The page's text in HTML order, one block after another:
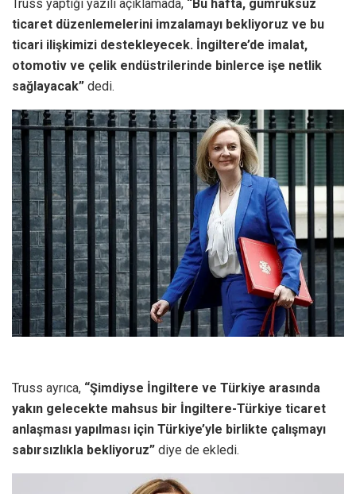
Truss yaptığı yazılı açıklamada, “Bu hafta, gümrüksüz
ticaret düzenlemelerini imzalamayı bekliyoruz ve bu
ticari ilişkimizi destekleyecek. İngiltere’de imalat,
otomotiv ve çelik endüstrilerinde binlerce işe netlik
sağlayacak” dedi.
Truss ayrıca, “Şimdiyse İngiltere ve Türkiye arasında
yakın gelecekte mahsus bir İngiltere-Türkiye ticaret
anlaşması yapılması için Türkiye’yle birlikte çalışmayı
sabırsızlıkla bekliyoruz” diye de ekledi.